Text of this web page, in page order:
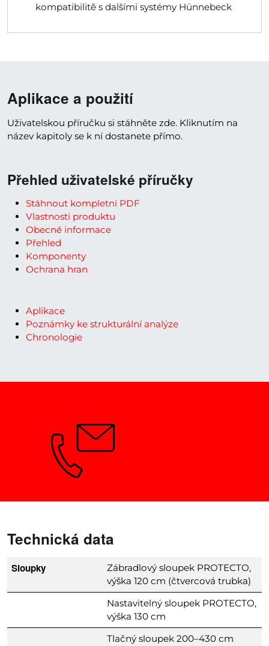
kompatibilitě s dalšími systémy Hünnebeck
Aplikace a použití
Uživatelskou příručku si stáhněte zde. Kliknutím na
název kapitoly se k ní dostanete přímo.
Přehled uživatelské příručky
Stáhnout kompletní PDF
Vlastnosti produktu
Obecné informace
Přehled
Komponenty
Ochrana hran
Aplikace
Poznámky ke strukturální analýze
Chronologie
Technická data
Sloupky
Zábradlový sloupek PROTECTO,
výška 120 cm (čtvercová trubka)
Nastavitelný sloupek PROTECTO,
výška 130 cm
Tlačný sloupek 200–430 cm